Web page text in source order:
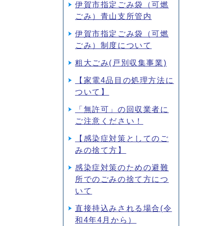
伊賀市指定ごみ袋（可燃
ごみ）青山支所管内
伊賀市指定ごみ袋（可燃
ごみ）制度について
粗大ごみ(戸別収集事業)
【家電4品目の処理方法に
ついて】
「無許可」の回収業者に
ご注意ください！
【感染症対策としてのご
みの捨て方】
感染症対策のための避難
所でのごみの捨て方につ
いて
直接持込みされる場合(令
和4年4月から）